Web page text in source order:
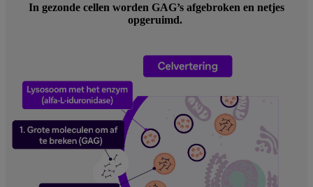
In gezonde cellen worden GAG’s afgebroken en netjes
opgeruimd.